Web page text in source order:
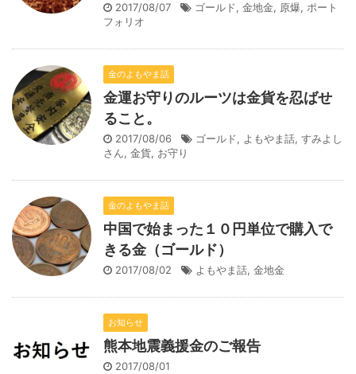
2017/08/07 ゴールド, 金地金, 原爆, ポート
フォリオ
金のよもやま話
金運お守りのルーツは金貨を忍ばせ
ること。
2017/08/06 ゴールド, よもやま話, すみよし
さん, 金貨, お守り
金のよもやま話
中国で始まった１０円単位で購入で
きる金（ゴールド）
2017/08/02 よもやま話, 金地金
お知らせ
熊本地震義援金のご報告
2017/08/01